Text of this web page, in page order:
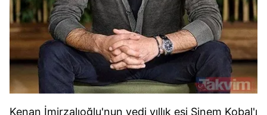
Kenan İmirzalıoğlu'nun yedi yıllık eşi Sinem Kobal'ı